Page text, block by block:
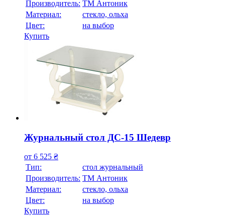
Производитель: ТМ Антоник
Материал:
стекло, ольха
Цвет:
на выбор
Купить
Журнальный стол ДС-15 Шедевр
от 6 525 ₴
Тип:
стол журнальный
Производитель: ТМ Антоник
Материал:
стекло, ольха
Цвет:
на выбор
Купить